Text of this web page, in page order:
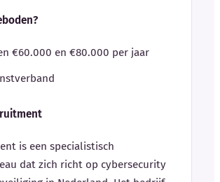
€60.000 en €80.000 per jaar
is een specialistisch
dat zich richt op cybersecurity